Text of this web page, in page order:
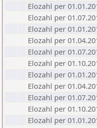
Elozahl per
Elozahl per
Elozahl per
Elozahl per
Elozahl per
Elozahl per
Elozahl per
Elozahl per
Elozahl per
Elozahl per
Elozahl per